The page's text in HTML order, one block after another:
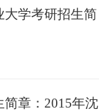
大学考研招生简
简章：2015年沈